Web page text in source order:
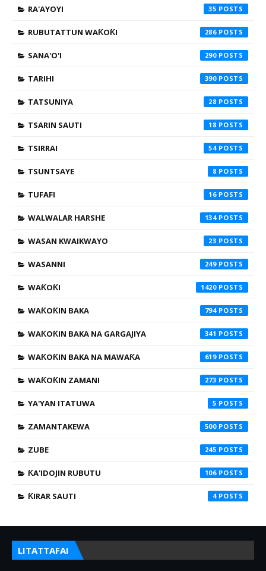
RA'AYOYI 35
RUBUTATTUN WAƘOƘI 286
SANA'O'I 290
TARIHI 390
TATSUNIYA 28
TSARIN SAUTI 18
TSIRRAI 54
TSUNTSAYE 8
TUFAFI 16
WALWALAR HARSHE 134
WASAN KWAIKWAYO 23
WASANNI 249
WAƘOƘI 1420
WAƘOƘIN BAKA 794
WAƘOƘIN BAKA NA GARGAJIYA 341
WAƘOƘIN BAKA NA MAWAƘA 619
WAƘOƘIN ZAMANI 273
YA'YAN ITATUWA 5
ZAMANTAKEWA 500
ZUBE 245
ƘA'IDOJIN RUBUTU 106
ƘIRAR SAUTI 4
LITATTAFAI